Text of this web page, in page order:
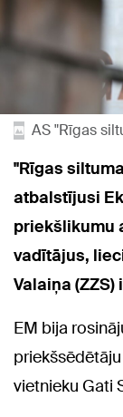
AS "Rīgas
"Rīgas
atbalstījusi
priekšlikumu
vadītājus,
Valaiņa
EM bija
vietnieku Gati